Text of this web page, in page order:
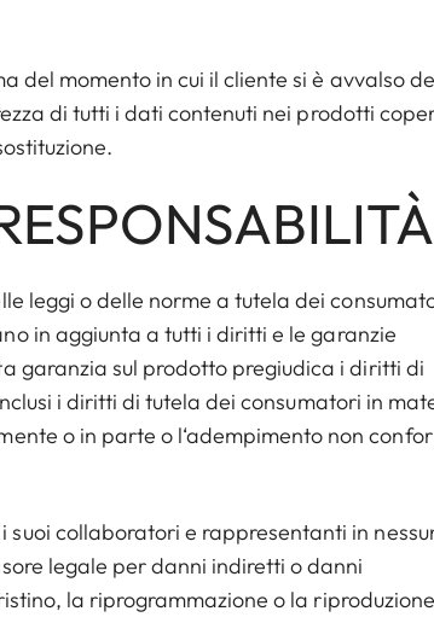
del momento in cui il cliente si è avvalso
di tutti i dati contenuti nei prodotti
leggi o delle norme a tutela dei
in aggiunta a tutti i diritti e le garanzie
garanzia sul prodotto pregiudica i diritti di
i diritti di tutela dei consumatori in
o in parte o l‘adempimento non
collaboratori e rappresentanti in
legale per danni indiretti o danni
la riprogrammazione o la